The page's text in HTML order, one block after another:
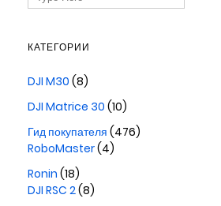
for:
КАТЕГОРИИ
DJI M30 (8)
DJI Matrice 30 (10)
Гид покупателя (476)
RoboMaster(4)
Ronin (18)
DJI RSC 2(8)